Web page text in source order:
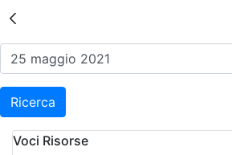
Risultati della
Ricerca
Voci Risorse